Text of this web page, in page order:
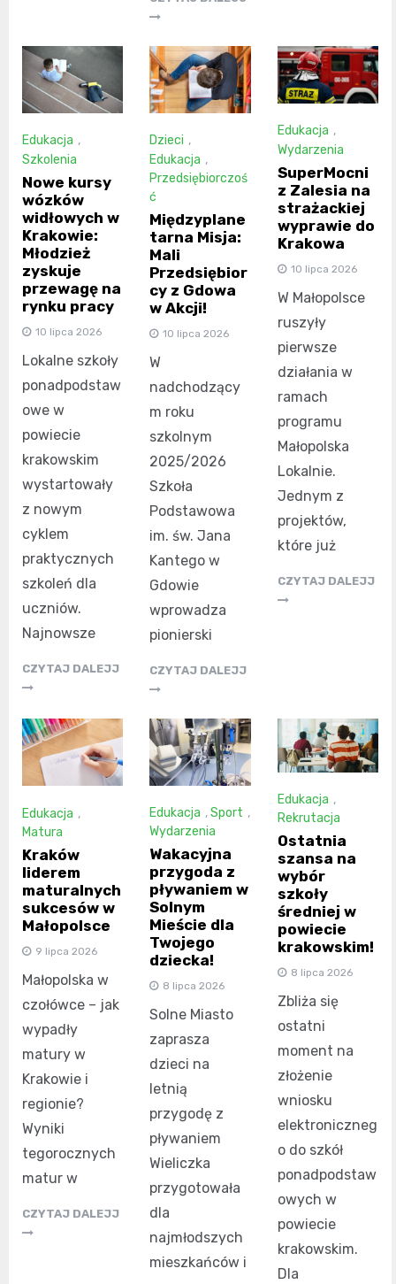
Edukacja ,
Szkolenia
Nowe kursy
wózków
widłowych w
Krakowie:
Młodzież
zyskuje
przewagę na
rynku pracy
10 lipca 2026
Lokalne szkoły
ponadpodstaw
owe w
powiecie
krakowskim
wystartowały
z nowym
cyklem
praktycznych
szkoleń dla
uczniów.
Najnowsze
CZYTAJ DALEJJ
Dzieci ,
Edukacja ,
Przedsiębiorczoś
ć
Międzyplane
tarna Misja:
Mali
Przedsiębior
cy z Gdowa
w Akcji!
10 lipca 2026
W
nadchodzący
m roku
szkolnym
2025/2026
Szkoła
Podstawowa
im. św. Jana
Kantego w
Gdowie
wprowadza
pionierski
CZYTAJ DALEJJ
Edukacja ,
Wydarzenia
SuperMocni
z Zalesia na
strażackiej
wyprawie do
Krakowa
10 lipca 2026
W Małopolsce
ruszyły
pierwsze
działania w
ramach
programu
Małopolska
Lokalnie.
Jednym z
projektów,
które już
CZYTAJ DALEJJ
Edukacja ,
Matura
Kraków
liderem
maturalnych
sukcesów w
Małopolsce
9 lipca 2026
Małopolska w
czołówce – jak
wypadły
matury w
Krakowie i
regionie?
Wyniki
tegorocznych
matur w
CZYTAJ DALEJJ
Edukacja ,Sport ,
Wydarzenia
Wakacyjna
przygoda z
pływaniem w
Solnym
Mieście dla
Twojego
dziecka!
8 lipca 2026
Solne Miasto
zaprasza
dzieci na
letnią
przygodę z
pływaniem
Wieliczka
przygotowała
dla
najmłodszych
mieszkańców i
Edukacja ,
Rekrutacja
Ostatnia
szansa na
wybór
szkoły
średniej w
powiecie
krakowskim!
8 lipca 2026
Zbliża się
ostatni
moment na
złożenie
wniosku
elektroniczneg
o do szkół
ponadpodstaw
owych w
powiecie
krakowskim.
Dla